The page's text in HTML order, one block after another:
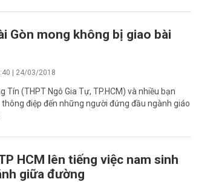
Gòn mong không bị giao bài
| 24/03/2018
Tín (THPT Ngô Gia Tự, TP.HCM) và nhiều bạn
điệp đến những người đứng đầu ngành giáo
HCM lên tiếng việc nam sinh
giữa đường